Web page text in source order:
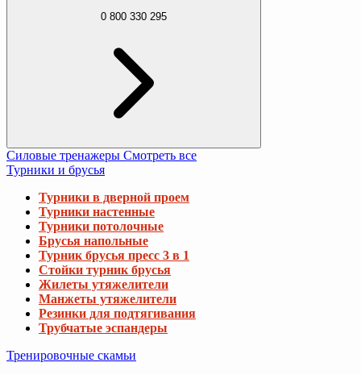
0 800 330 295
Силовые тренажеры Смотреть все
Турники и брусья
Турники в дверной проем
Турники настенные
Турники потолочные
Брусья напольные
Турник брусья пресс 3 в 1
Стойки турник брусья
Жилеты утяжелители
Манжеты утяжелители
Резинки для подтягивания
Трубчатые эспандеры
Тренировочные скамьи